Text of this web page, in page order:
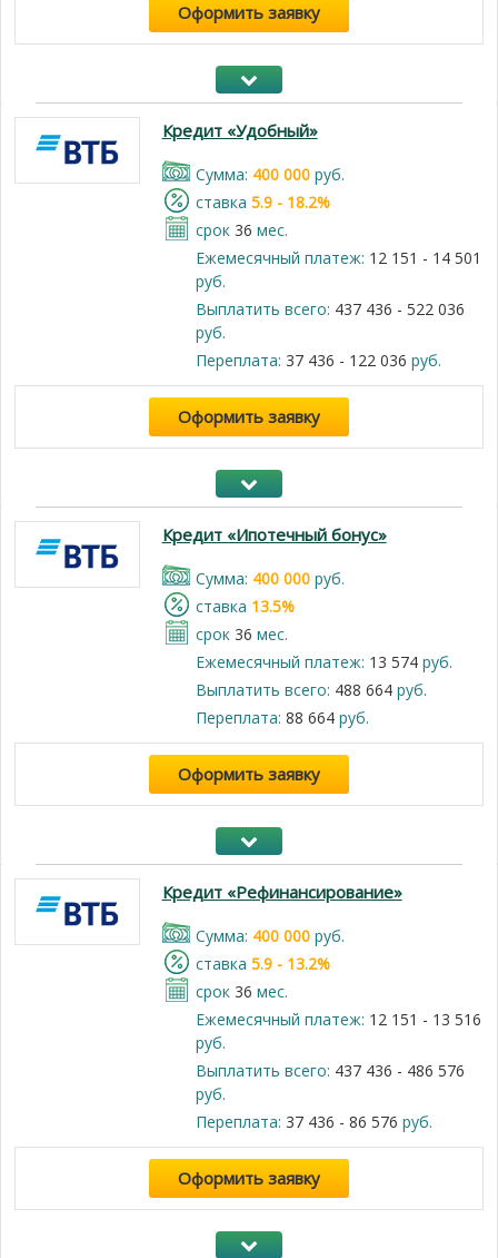
Оформить заявку
Кредит «Удобный»
Cумма: 400 000руб.
cтавка 5.9 - 18.2%
срок 36 мес.
Ежемесячный платеж: 12 151 - 14 501
руб.
Выплатить всего: 437 436 - 522 036
руб.
Переплата: 37 436 - 122 036 руб.
Оформить заявку
Кредит «Ипотечный бонус»
Cумма: 400 000руб.
cтавка 13.5%
срок 36 мес.
Ежемесячный платеж: 13 574руб.
Выплатить всего: 488 664руб.
Переплата: 88 664руб.
Оформить заявку
Кредит «Рефинансирование»
Cумма: 400 000руб.
cтавка 5.9 - 13.2%
срок 36 мес.
Ежемесячный платеж: 12 151 - 13 516
руб.
Выплатить всего: 437 436 - 486 576
руб.
Переплата: 37 436 - 86 576 руб.
Оформить заявку